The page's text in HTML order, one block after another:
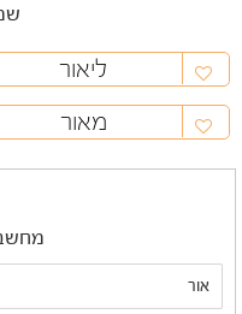
ליאור
מאור